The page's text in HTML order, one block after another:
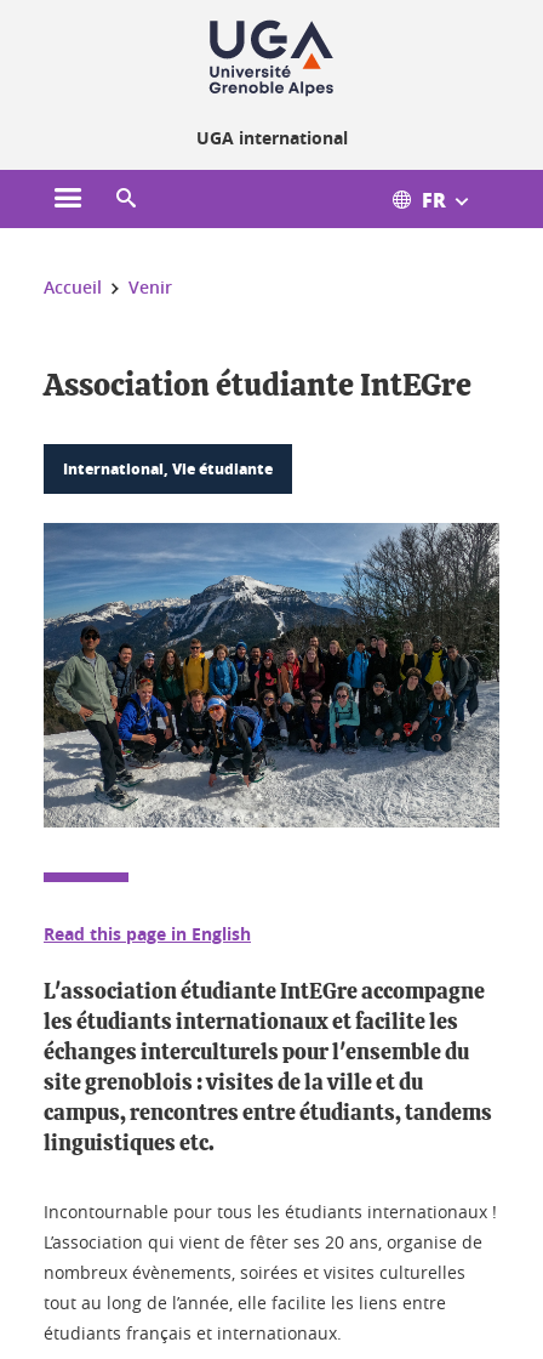
UGA international
Ouvrir le menu principal FR
Vous êtes ici :
Accueil Venir
Association étudiante IntEGre
International, Vie étudiante
Read this page in English
L'association étudiante IntEGre accompagne
les étudiants internationaux et facilite les
échanges interculturels pour l'ensemble du
site grenoblois : visites de la ville et du
campus, rencontres entre étudiants, tandems
linguistiques etc.
Incontournable pour tous les étudiants internationaux !
L’association qui vient de fêter ses 20 ans, organise de
nombreux évènements, soirées et visites culturelles
tout au long de l’année, elle facilite les liens entre
étudiants français et internationaux.